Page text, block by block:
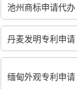
池州商标申请代办
丹麦发明专利申请
缅甸外观专利申请